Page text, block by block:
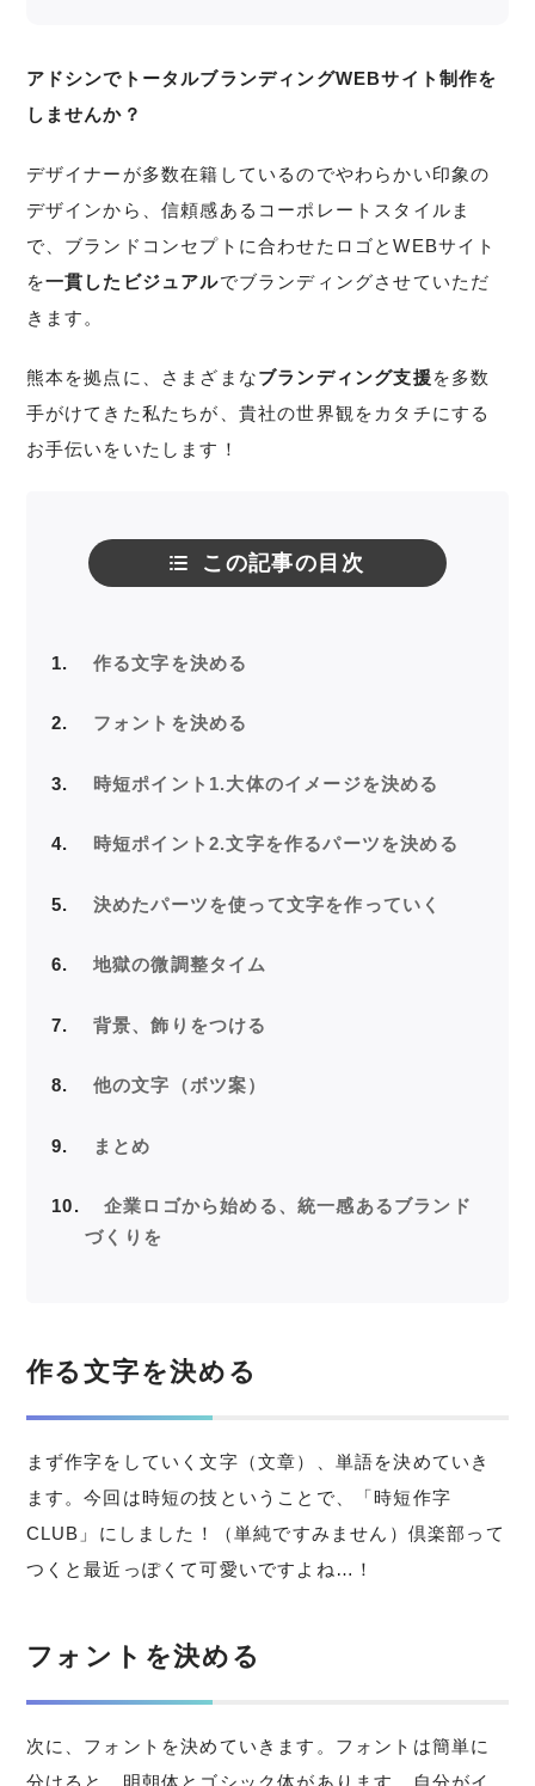
アドシンでトータルブランディングWEBサイト制作を
しませんか？
デザイナーが多数在籍しているのでやわらかい印象の
デザインから、信頼感あるコーポレートスタイルま
で、ブランドコンセプトに合わせたロゴとWEBサイト
を一貫したビジュアルでブランディングさせていただ
きます。
熊本を拠点に、さまざまなブランディング支援を多数
手がけてきた私たちが、貴社の世界観をカタチにする
お手伝いをいたします！
この記事の目次
1 作る文字を決める
2 フォントを決める
3 時短ポイント1.大体のイメージを決める
4 時短ポイント2.文字を作るパーツを決める
5 決めたパーツを使って文字を作っていく
6 地獄の微調整タイム
7 背景、飾りをつける
8 他の文字（ボツ案）
9 まとめ
10
企業ロゴから始める、統一感あるブランド
づくりを
作る文字を決める
まず作字をしていく文字（文章）、単語を決めていき
ます。今回は時短の技ということで、「時短作字
CLUB」にしました！（単純ですみません）倶楽部って
つくと最近っぽくて可愛いですよね…！
フォントを決める
次に、フォントを決めていきます。フォントは簡単に
分けると、明朝体とゴシック体があります。自分がイ